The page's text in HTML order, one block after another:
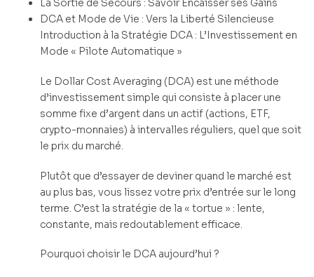
La Sortie de Secours : Savoir Encaisser ses Gains
DCA et Mode de Vie : Vers la Liberté Silencieuse
Introduction à la Stratégie DCA : L’Investissement en
Mode « Pilote Automatique »
Le Dollar Cost Averaging (DCA) est une méthode
d’investissement simple qui consiste à placer une
somme fixe d’argent dans un actif (actions, ETF,
crypto-monnaies) à intervalles réguliers, quel que soit
le prix du marché.
Plutôt que d’essayer de deviner quand le marché est
au plus bas, vous lissez votre prix d’entrée sur le long
terme. C’est la stratégie de la « tortue » : lente,
constante, mais redoutablement efficace.
Pourquoi choisir le DCA aujourd’hui ?